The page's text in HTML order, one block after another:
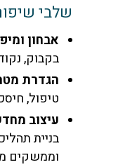
שלבי שיפור
אבחון ומיפוי
בקבוק, נקודות
הגדרת מטרות
טיפול, חיסכון
עיצוב מחדש
בניית
וממשקים